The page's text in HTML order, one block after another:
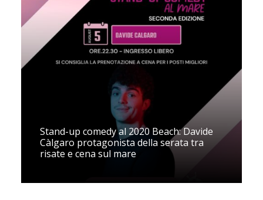
Stand-up comedy al 2020 Beach: Davide
Càlgaro protagonista della serata tra
risate e cena sul mare